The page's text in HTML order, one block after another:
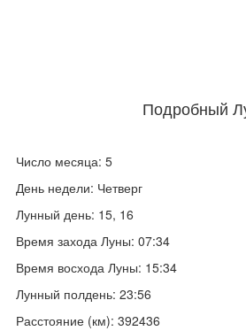
Подробный
Число месяца: 5
День недели: Четверг
Лунный день: 15, 16
Время захода Луны: 07:34
Время восхода Луны: 15:34
Лунный полдень: 23:56
Расстояние (км): 392436